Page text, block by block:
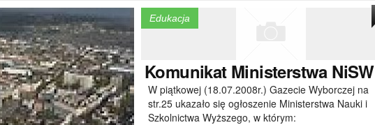
Edukacja
KomunikatMinisterstwa NiSW
W piątkowej (18.07.2008r.) Gazecie Wyborczej na
str.25 ukazało się ogłoszenie Ministerstwa Nauki i
Szkolnictwa Wyższego, w którym: